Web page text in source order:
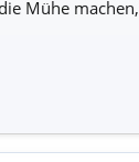
Mühe